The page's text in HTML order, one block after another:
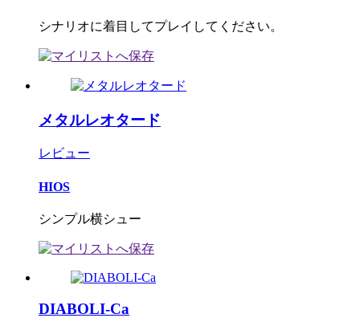
シナリオに着目してプレイしてください。
メタルレオタード
レビュー
HIOS
シンプル横シュー
DIABOLI-Ca